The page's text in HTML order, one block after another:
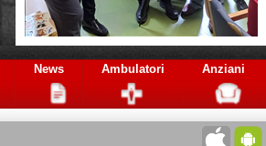
News Ambulatori Anziani